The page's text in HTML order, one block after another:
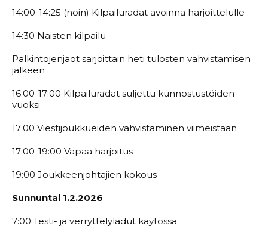
14:00-14:25 (noin) Kilpailuradat avoinna harjoittelulle
14:30 Naisten kilpailu
Palkintojenjaot sarjoittain heti tulosten vahvistamisen
jälkeen
16:00-17:00 Kilpailuradat suljettu kunnostustöiden
vuoksi
17:00 Viestijoukkueiden vahvistaminen viimeistään
17:00-19:00 Vapaa harjoitus
19:00 Joukkeenjohtajien kokous
Sunnuntai 1.2.2026
7:00 Testi- ja verryttelyladut käytössä